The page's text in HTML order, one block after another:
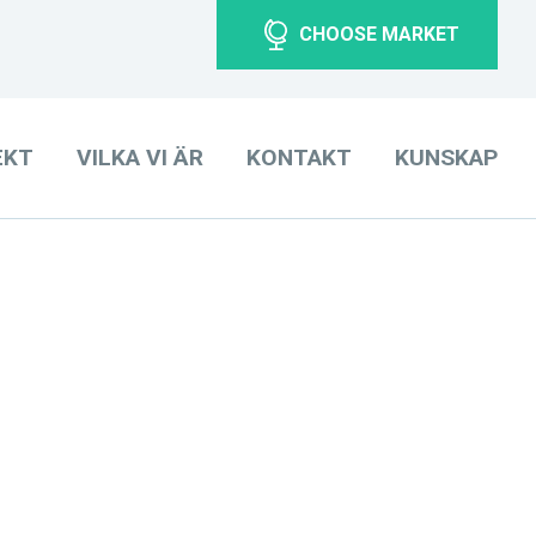
CHOOSE MARKET
VILKA VI ÄR KONTAKT KUNSKAP